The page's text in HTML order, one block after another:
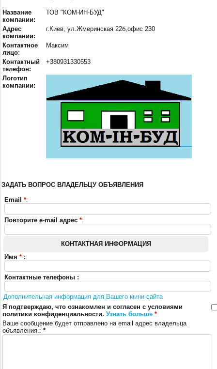
Название
компании:
ТОВ "КОМ-ИН-БУД"
Адрес
компании:
г.Киев, ул.Жмеринская 22б,офис 230
Контактное
лицо:
Максим
Контактный
телефон:
+380931330553
Логотип
компании:
ЗАДАТЬ ВОПРОС ВЛАДЕЛЬЦУ ОБЪЯВЛЕНИЯ
Email *:
Повторите e-mail адрес *:
КОНТАКТНАЯ ИНФОРМАЦИЯ
Имя * :
Контактные телефоны :
Дополнительная информация для Вашего мини-сайта
Я подтверждаю, что ознакомлен и согласен с условиями
политики конфиденциальности. Узнать больше *
Ваше сообщение будет отправлено на email адрес владельца
объявления.: *